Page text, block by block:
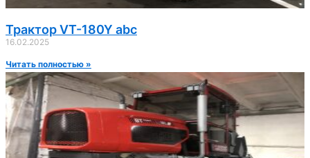
Трактор VT-180Y abc
16.02.2025
Читать полностью »